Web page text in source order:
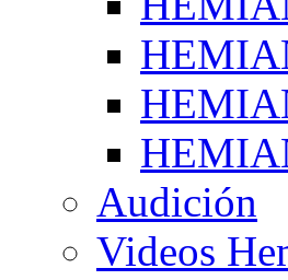
Audición
Videos